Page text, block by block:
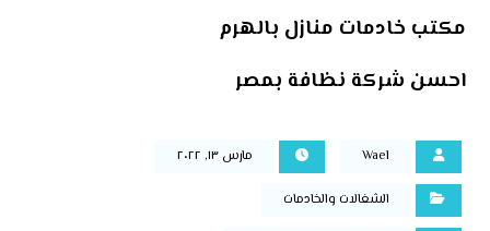
مكتب خادمات منازل بالهرم
احسن شركة نظافة بمصر
Wael مارس ١٣, ٢٠٢٢
الشغالات والخادمات